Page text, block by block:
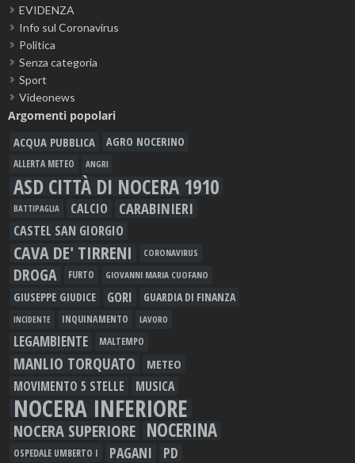
EVIDENZA
Info sul Coronavirus
Politica
Senza categoria
Sport
Videonews
Argomenti popolari
ACQUA PUBBLICA AGRO NOCERINO
ALLERTA METEO ANGRI
ASD CITTÀ DI NOCERA 1910
BATTIPAGLIA CALCIO CARABINIERI
CASTEL SAN GIORGIO
CAVA DE' TIRRENI CORONAVIRUS
DROGA FURTO GIOVANNI MARIA CUOFANO
GIUSEPPE GIUDICE GORI GUARDIA DI FINANZA
INCIDENTE INQUINAMENTO LAVORO
LEGAMBIENTE MALTEMPO
MANLIO TORQUATO METEO
MOVIMENTO 5 STELLE MUSICA
NOCERA INFERIORE
NOCERA SUPERIORE NOCERINA
OSPEDALE UMBERTO I PAGANI PD